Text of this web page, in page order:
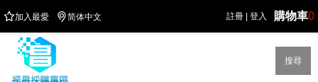
註冊 登入 購物車0
加入最愛 简体中文
搜尋